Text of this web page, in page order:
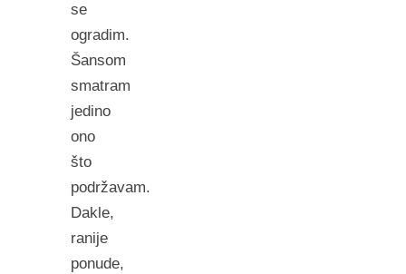
se
ogradim.
Šansom
smatram
jedino
ono
što
podržavam.
Dakle,
ranije
ponude,